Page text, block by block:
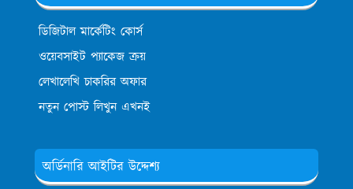
ডিজিটাল মার্কেটিং কোর্স
ওয়েবসাইট প্যাকেজ ক্রয়
লেখালেখি চাকরির অফার
নতুন পোস্ট লিখুন এখনই
অর্ডিনারি আইটির উদ্দেশ্য